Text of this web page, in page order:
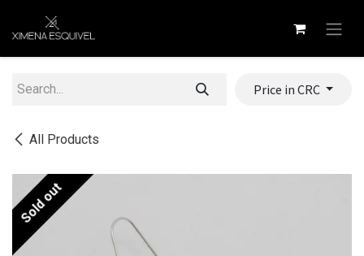
All Products
Price in CRC
Sold out